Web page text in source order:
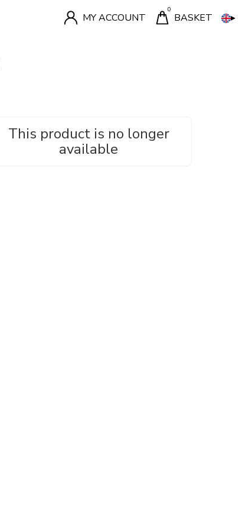
MY ACCOUNT BASKET ▸
This product is no longer
available